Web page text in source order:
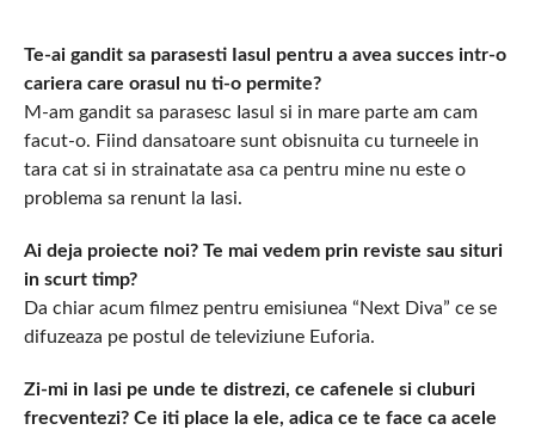
Te-ai gandit sa parasesti Iasul pentru a avea succes intr-o
cariera care orasul nu ti-o permite?
M-am gandit sa parasesc Iasul si in mare parte am cam
facut-o. Fiind dansatoare sunt obisnuita cu turneele in
tara cat si in strainatate asa ca pentru mine nu este o
problema sa renunt la Iasi.
Ai deja proiecte noi? Te mai vedem prin reviste sau situri
in scurt timp?
Da chiar acum filmez pentru emisiunea “Next Diva” ce se
difuzeaza pe postul de televiziune Euforia.
Zi-mi in Iasi pe unde te distrezi, ce cafenele si cluburi
frecventezi? Ce iti place la ele, adica ce te face ca acele